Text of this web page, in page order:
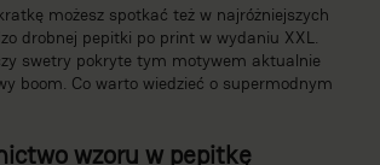
możesz spotkać też w najróżniejszych
drobnej pepitki po print w wydaniu XXL.
swetry pokryte tym motywem aktualnie
boom. Co warto wiedzieć o supermodnym
wzoru w pepitkę